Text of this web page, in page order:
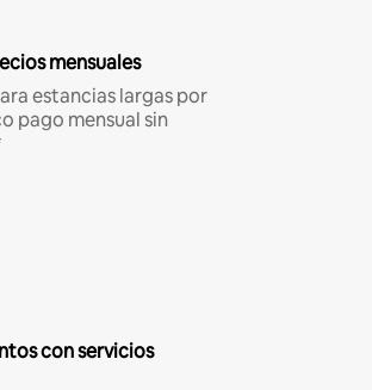
mensuales
estancias largas por
pago mensual sin
con servicios